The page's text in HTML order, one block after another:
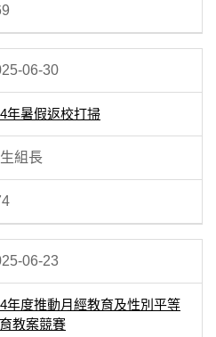
06-30
年暑假返校打掃
組長
06-23
年度推動月經教育及性別平等
教案競賽